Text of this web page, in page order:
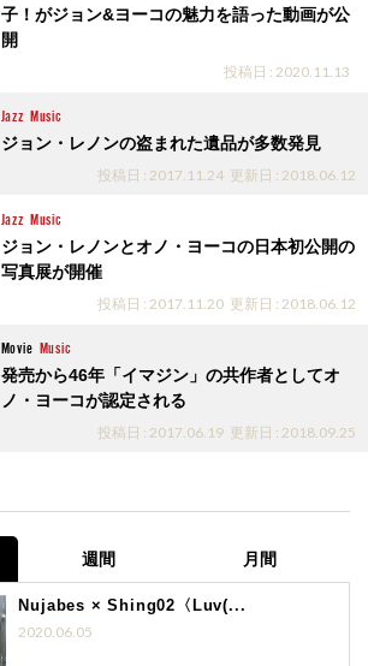
子！がジョン&ヨーコの魅力を語った動画が公
開
投稿日 : 2020.11.13
Jazz Music
ジョン・レノンの盗まれた遺品が多数発見
投稿日 : 2017.11.24 更新日 : 2018.06.12
Jazz Music
ジョン・レノンとオノ・ヨーコの日本初公開の
写真展が開催
投稿日 : 2017.11.20 更新日 : 2018.06.12
Movie Music
発売から46年「イマジン」の共作者としてオ
ノ・ヨーコが認定される
投稿日 : 2017.06.19 更新日 : 2018.09.25
週間 月間
Nujabes × Shing02〈Luv(...
2020.06.05